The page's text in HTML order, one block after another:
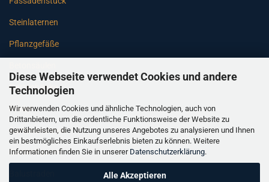
Diese Webseite verwendet Cookies und andere
Technologien
Wir verwenden Cookies und ähnliche Technologien, auch von
Drittanbietern, um die ordentliche Funktionsweise der Website zu
gewährleisten, die Nutzung unseres Angebotes zu analysieren und Ihnen
ein bestmögliches Einkaufserlebnis bieten zu können. Weitere
Informationen finden Sie in unserer Datenschutzerklärung.
Alle Akzeptieren
Steinlaternen
Pflanzgefäße
Gartenbänke
Pfeiler
Gartenbrunnen
Gartenfiguren